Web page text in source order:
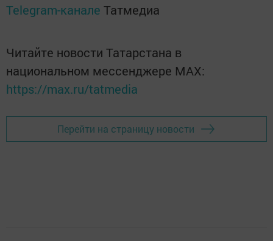
Telegram-канале Татмедиа
Читайте новости Татарстана в
национальном мессенджере MАХ:
https://max.ru/tatmedia
Перейти на страницу новости